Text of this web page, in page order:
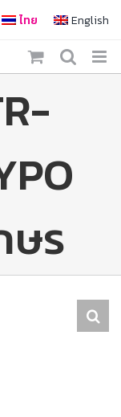
ไทย English
ษร